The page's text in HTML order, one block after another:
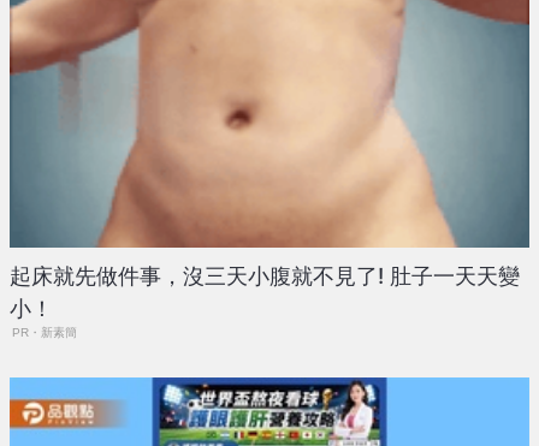
起床就先做件事，沒三天小腹就不見了! 肚子一天天變
小！
PR・新素簡